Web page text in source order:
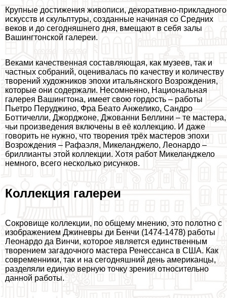
Крупные достижения живописи, декоративно-прикладного
искусств и скульптуры, созданные начиная со Средних
веков и до сегодняшнего дня, вмещают в себя залы
Вашингтонской галереи.
Веками качественная составляющая, как музеев, так и
частных собраний, оценивалась по качеству и количеству
творений художников эпохи итальянского Возрождения,
которые они содержали. Несомненно, Национальная
галерея Вашингтона, имеет свою гордость – работы
Пьетро Перуджино, Фра Беато Анжелико, Сандро
Боттичелли, Джорджоне, Джованни Беллини – те мастера,
чьи произведения включены в её коллекцию. И даже
говорить не нужно, что творения трёх мастеров эпохи
Возрождения – Рафаэля, Микеланджело, Леонардо –
бриллианты этой коллекции. Хотя работ Микеланджело
немного, всего несколько рисунков.
Коллекция галереи
Сокровище коллекции, по общему мнению, это полотно с
изображением Джиневры ди Бенчи (1474-1478) работы
Леонардо да Винчи, которое является единственным
творением загадочного мастера Ренессанса в США. Как
современники, так и на сегодняшний день американцы,
разделяли единую верную точку зрения относительно
данной работы.